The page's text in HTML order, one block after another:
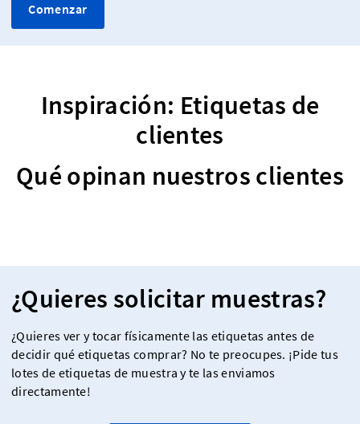
Comenzar
Inspiración: Etiquetas de
clientes
Qué opinan nuestros clientes
¿Quieres solicitar muestras?
¿Quieres ver y tocar físicamente las etiquetas antes de
decidir qué etiquetas comprar? No te preocupes. ¡Pide tus
lotes de etiquetas de muestra y te las enviamos
directamente!